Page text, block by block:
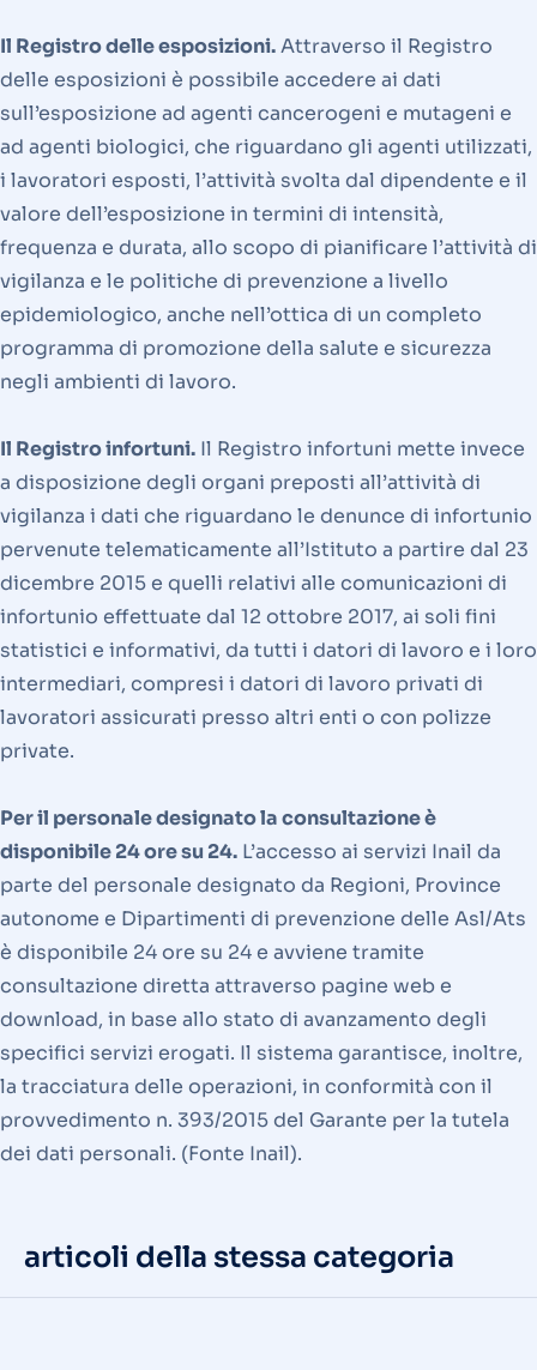
Il Registro delle esposizioni.Attraverso il Registro
delle esposizioni è possibile accedere ai dati
sull’esposizione ad agenti cancerogeni e mutageni e
ad agenti biologici, che riguardano gli agenti utilizzati,
i lavoratori esposti, l’attività svolta dal dipendente e il
valore dell’esposizione in termini di intensità,
frequenza e durata, allo scopo di pianificare l’attività di
vigilanza e le politiche di prevenzione a livello
epidemiologico, anche nell’ottica di un completo
programma di promozione della salute e sicurezza
negli ambienti di lavoro.
Il Registro infortuni. Il Registro infortuni mette invece
a disposizione degli organi preposti all’attività di
vigilanza i dati che riguardano le denunce di infortunio
pervenute telematicamente all’Istituto a partire dal 23
dicembre 2015 e quelli relativi alle comunicazioni di
infortunio effettuate dal 12 ottobre 2017, ai soli fini
statistici e informativi, da tutti i datori di lavoro e i loro
intermediari, compresi i datori di lavoro privati di
lavoratori assicurati presso altri enti o con polizze
private.
Per il personale designato la consultazione è
disponibile 24 ore su 24. L’accesso ai servizi Inail da
parte del personale designato da Regioni, Province
autonome e Dipartimenti di prevenzione delle Asl/Ats
è disponibile 24 ore su 24 e avviene tramite
consultazione diretta attraverso pagine web e
download, in base allo stato di avanzamento degli
specifici servizi erogati. Il sistema garantisce, inoltre,
la tracciatura delle operazioni, in conformità con il
provvedimento n. 393/2015 del Garante per la tutela
dei dati personali. (Fonte Inail).
articoli della stessa categoria